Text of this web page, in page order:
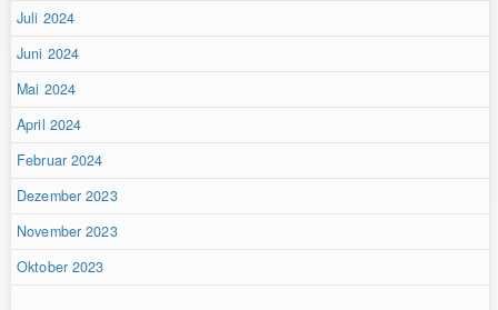
Juli 2024
Juni 2024
Mai 2024
April 2024
Februar 2024
Dezember 2023
November 2023
Oktober 2023